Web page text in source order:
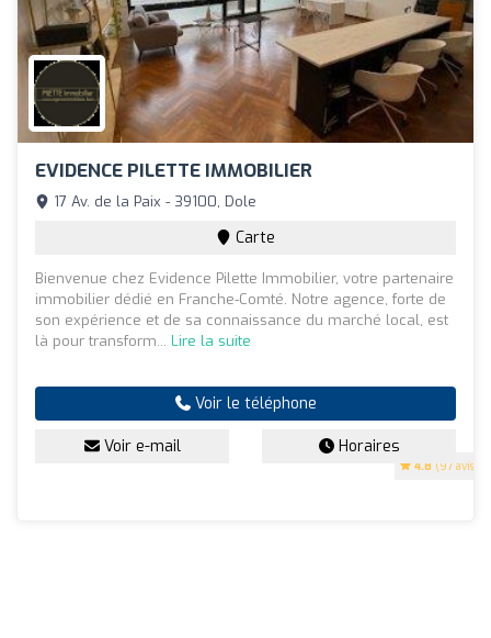
EVIDENCE PILETTE IMMOBILIER
4.8 (97 avis)
17 Av. de la Paix - 39100, Dole
Carte
Bienvenue chez Evidence Pilette Immobilier, votre partenaire
immobilier dédié en Franche-Comté. Notre agence, forte de
son expérience et de sa connaissance du marché local, est
là pour transform... Lire la suite
Voir le téléphone
Voir e-mail Horaires